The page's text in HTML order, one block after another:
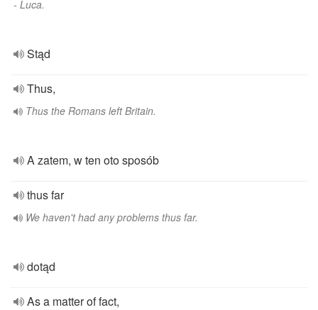
- Luca.
Stąd
Thus,
Thus the Romans left Britain.
A zatem, w ten oto sposób
thus far
We haven't had any problems thus far.
dotąd
As a matter of fact,